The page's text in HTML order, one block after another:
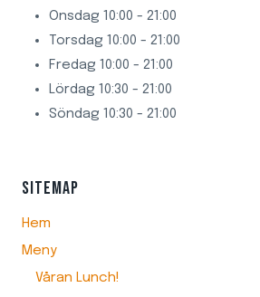
Onsdag 10:00 - 21:00
Torsdag 10:00 - 21:00
Fredag 10:00 - 21:00
Lördag 10:30 - 21:00
Söndag 10:30 - 21:00
SITEMAP
Hem
Meny
Våran Lunch!